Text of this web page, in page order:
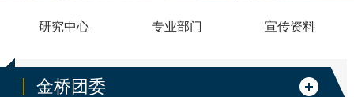
研究中心 专业部门 宣传资料
金桥团委